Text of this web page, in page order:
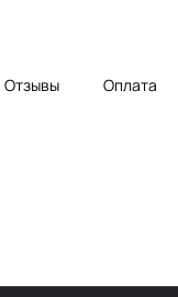
Отзывы Оплата